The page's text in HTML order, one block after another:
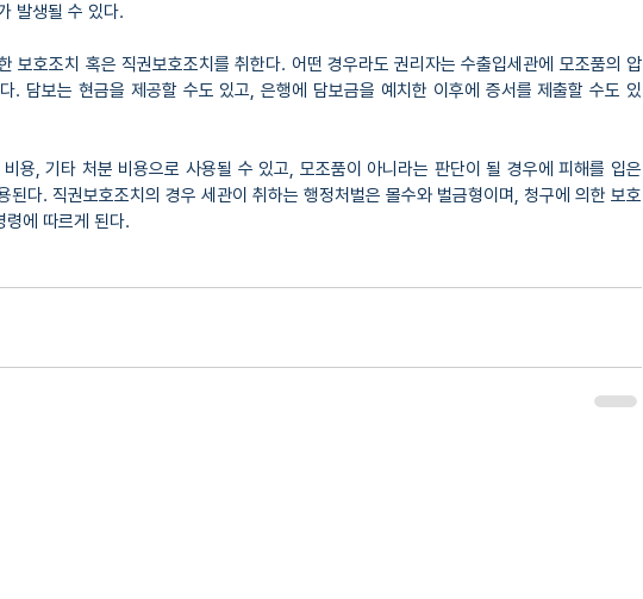
발생될 수 있다.
보호조치 혹은 직권보호조치를 취한다. 어떤 경우라도 권리자는 수출입세관에 모조품의 압
. 담보는 현금을 제공할 수도 있고, 은행에 담보금을 예치한 이후에 증서를 제출할 수도 있
용, 기타 처분 비용으로 사용될 수 있고, 모조품이 아니라는 판단이 될 경우에 피해를 입은
된다. 직권보호조치의 경우 세관이 취하는 행정처벌은 몰수와 벌금형이며, 청구에 의한 보호
령에 따르게 된다.